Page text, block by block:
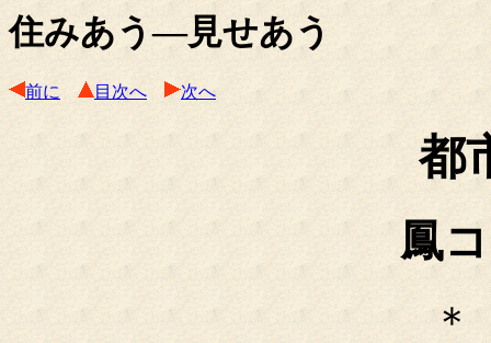
住みあう―見せあう
前に 目次へ 次へ
都
鳳